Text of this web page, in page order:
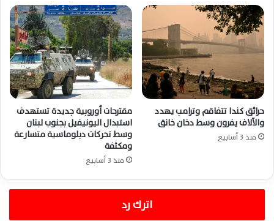
حرائق كندا تتفاقم وترامب يهدد
والآلاف يفرون وسط دخان خانق
منذ 3 أسابيع
مقترحات أوروبية جديدة تستهدف
استبدال اليونيفيل بجنوب لبنان
وسط تحركات دبلوماسية متسارعة
ومكثفة
منذ 3 أسابيع
اترك رد